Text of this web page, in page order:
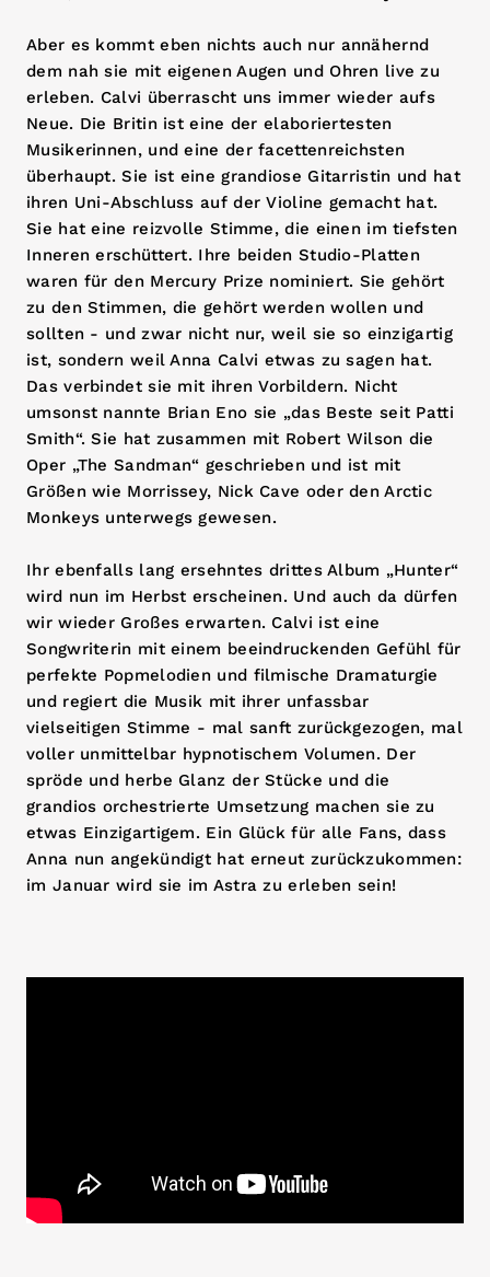
Aber es kommt eben nichts auch nur annähernd
dem nah sie mit eigenen Augen und Ohren live zu
erleben. Calvi überrascht uns immer wieder aufs
Neue. Die Britin ist eine der elaboriertesten
Musikerinnen, und eine der facettenreichsten
überhaupt. Sie ist eine grandiose Gitarristin und hat
ihren Uni-Abschluss auf der Violine gemacht hat.
Sie hat eine reizvolle Stimme, die einen im tiefsten
Inneren erschüttert. Ihre beiden Studio-Platten
waren für den Mercury Prize nominiert. Sie gehört
zu den Stimmen, die gehört werden wollen und
sollten - und zwar nicht nur, weil sie so einzigartig
ist, sondern weil Anna Calvi etwas zu sagen hat.
Das verbindet sie mit ihren Vorbildern. Nicht
umsonst nannte Brian Eno sie „das Beste seit Patti
Smith“. Sie hat zusammen mit Robert Wilson die
Oper „The Sandman“ geschrieben und ist mit
Größen wie Morrissey, Nick Cave oder den Arctic
Monkeys unterwegs gewesen.
Ihr ebenfalls lang ersehntes drittes Album „Hunter“
wird nun im Herbst erscheinen. Und auch da dürfen
wir wieder Großes erwarten. Calvi ist eine
Songwriterin mit einem beeindruckenden Gefühl für
perfekte Popmelodien und filmische Dramaturgie
und regiert die Musik mit ihrer unfassbar
vielseitigen Stimme - mal sanft zurückgezogen, mal
voller unmittelbar hypnotischem Volumen. Der
spröde und herbe Glanz der Stücke und die
grandios orchestrierte Umsetzung machen sie zu
etwas Einzigartigem. Ein Glück für alle Fans, dass
Anna nun angekündigt hat erneut zurückzukommen:
im Januar wird sie im Astra zu erleben sein!